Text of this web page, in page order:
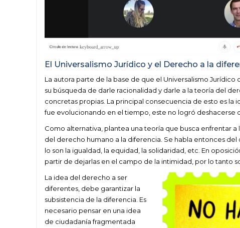
El Universalismo Jurídico y el Derecho a la
La autora parte de la base de que el Universalismo
su búsqueda de darle racionalidad y darle a la teoría del
concretas propias. La principal consecuencia de esto es
fue evolucionando en el tiempo, este no logró deshacerse
Como alternativa, plantea una teoría que busca enfrentar
del derecho humano a la diferencia. Se habla entonces
lo son la igualdad, la equidad, la solidaridad, etc. En
partir de dejarlas en el campo de la intimidad, por lo tanto
La idea del derecho a ser
diferentes, debe garantizar la
subsistencia de la diferencia. Es
necesario pensar en una idea
de ciudadanía fragmentada